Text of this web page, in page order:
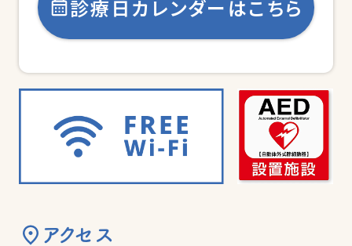
診療日カレンダーはこちら
アクセス